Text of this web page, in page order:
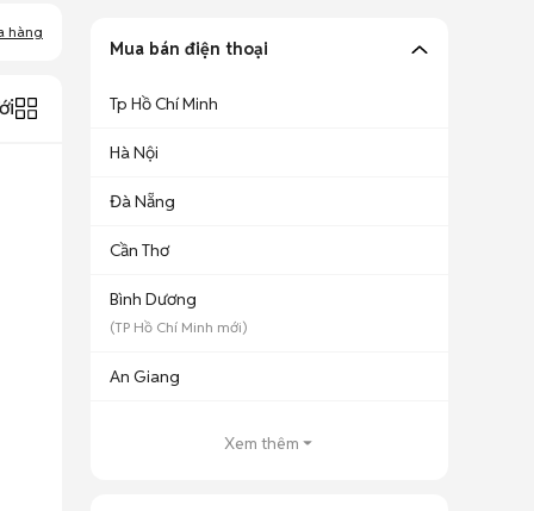
hàng
Mua bán điện thoại
Tp Hồ Chí Minh
Hà Nội
Đà Nẵng
Cần Thơ
Bình Dương
(TP Hồ Chí Minh mới)
An Giang
Xem thêm